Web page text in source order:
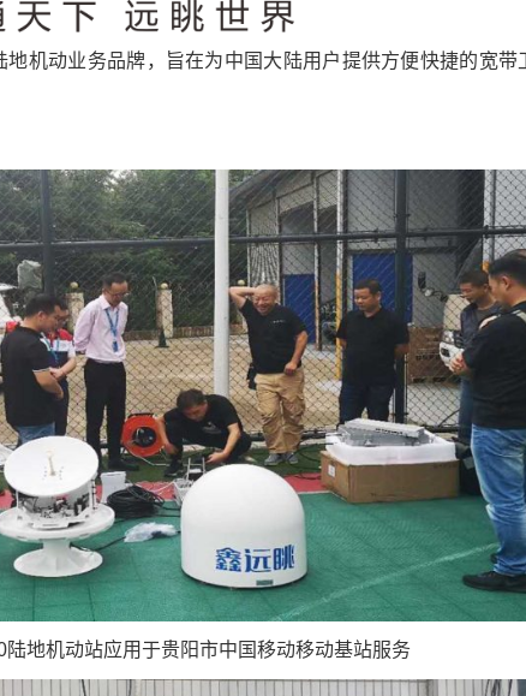
地机动业务品牌，旨在为中国大陆用户提供方便快捷的宽带
陆地机动站应用于贵阳市中国移动移动基站服务